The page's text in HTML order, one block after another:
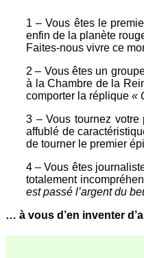
1 – Vous êtes le
enfin de la planète
Faites-nous vivre ce
2 – Vous êtes un
à la Chambre de la
comporter la réplique «
3 – Vous tournez votre
affublé de
de tourner le premier
4 – Vous êtes
totalement
est passé l’argent du
… à vous d’en inventer